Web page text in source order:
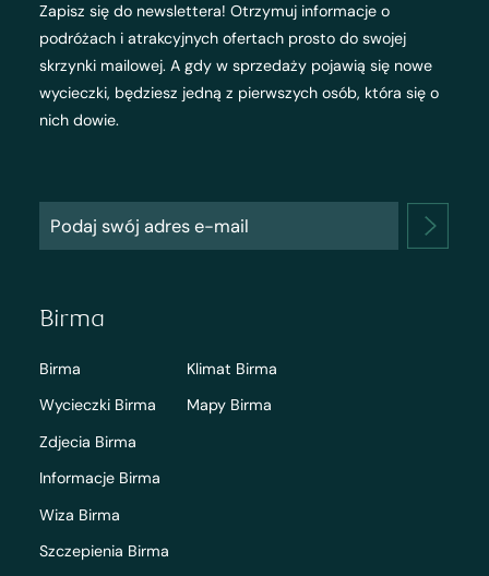
Zapisz się do newslettera! Otrzymuj informacje o
podróżach i atrakcyjnych ofertach prosto do swojej
skrzynki mailowej. A gdy w sprzedaży pojawią się nowe
wycieczki, będziesz jedną z pierwszych osób, która się o
nich dowie.
Birma
Birma
Wycieczki Birma
Zdjecia Birma
Informacje Birma
Wiza Birma
Szczepienia Birma
Klimat Birma
Mapy Birma